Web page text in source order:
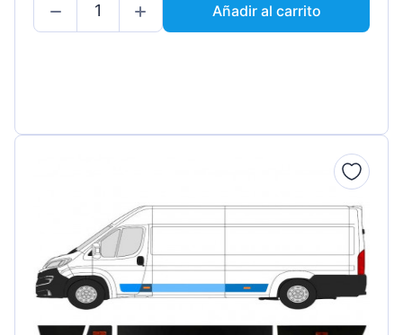
Añadir al carrito